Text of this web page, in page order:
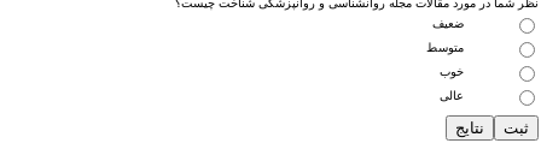
شما در مورد مقالات مجله روانشناسی و روانپزشکی شناخت چیست؟
ضعیف
متوسط
خوب
عالی